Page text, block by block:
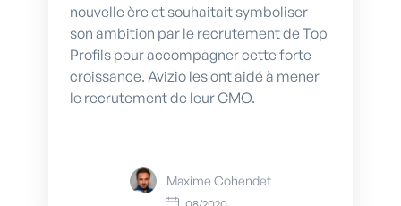
nouvelle ère et souhaitait symboliser
son ambition par le recrutement de Top
Profils pour accompagner cette forte
croissance. Avizio les ont aidé à mener
le recrutement de leur CMO.
Maxime Cohendet